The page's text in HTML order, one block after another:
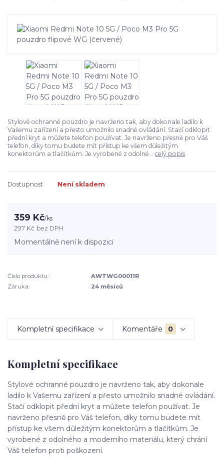
Stylové ochranné pouzdro je navrženo tak, aby dokonale ladilo k
Vašemu zařízení a přesto umožnilo snadné ovládání. Stačí odklopit
přední kryt a můžete telefon používat. Je navrženo přesně pro Váš
telefon, díky tomu budete mít přístup ke všem důležitým
konektorům a tlačítkům. Je vyrobené z odolné... celý popis
Dostupnost Není skladem
359 Kč/ks
297 Kč bez DPH
Momentálně není k dispozici
Číslo produktu:
AWTWG00011R
Záruka:
24 měsíců
Kompletní specifikace Komentáře 0
Kompletní specifikace
Stylové ochranné pouzdro je navrženo tak, aby dokonale
ladilo k Vašemu zařízení a přesto umožnilo snadné ovládání.
Stačí odklopit přední kryt a můžete telefon používat. Je
navrženo přesně pro Váš telefon, díky tomu budete mít
přístup ke všem důležitým konektorům a tlačítkům. Je
vyrobené z odolného a moderního materiálu, který chrání
Váš telefon proti poškození.